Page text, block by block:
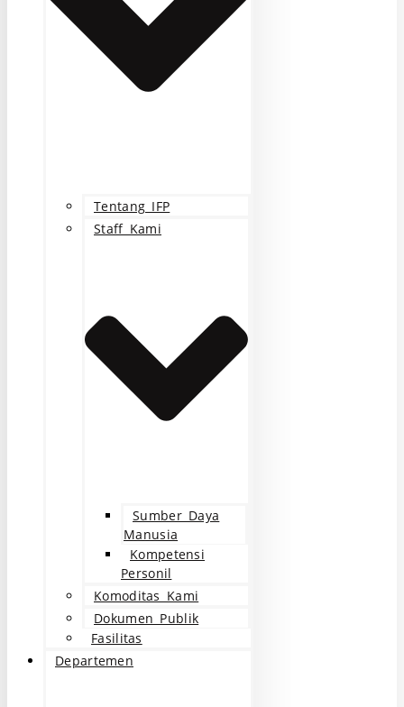
Tentang IFP
Staff Kami
Sumber Daya
Manusia
Kompetensi
Personil
Komoditas Kami
Dokumen Publik
Fasilitas
Departemen